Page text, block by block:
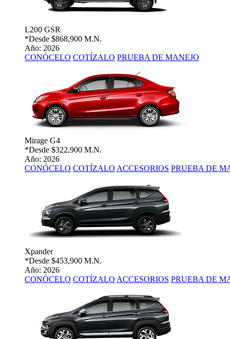
L200 GSR
*Desde $868,900 M.N.
Año: 2026
CONÓCELO COTÍZALO PRUEBA DE MANEJO
Mirage G4
*Desde $322,900 M.N.
Año: 2026
CONÓCELO COTÍZALO ACCESORIOS PRUEBA DE
Xpander
*Desde $453,900 M.N.
Año: 2026
CONÓCELO COTÍZALO ACCESORIOS PRUEBA DE